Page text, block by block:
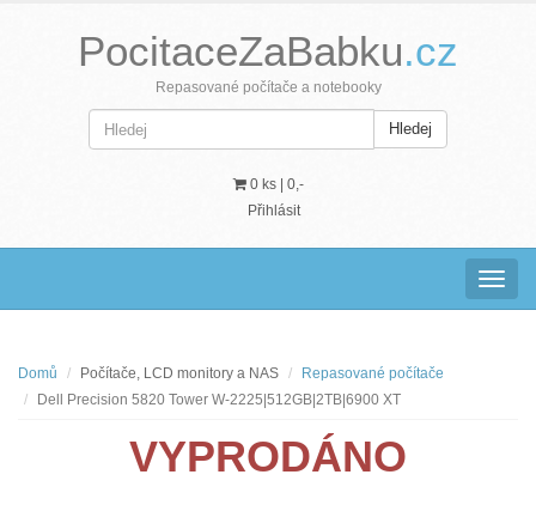
PocitaceZaBabku.cz
Repasované počítače a notebooky
Hledej
0 ks | 0,-
Přihlásit
Domů Počítače, LCD monitory a NAS
Repasované počítače
Dell Precision 5820 Tower W-2225|512GB|2TB|6900 XT
VYPRODÁNO